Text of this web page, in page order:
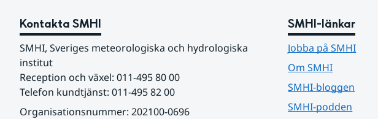
Kontakta SMHI
SMHI, Sveriges meteorologiska och hydrologiska
institut
Reception och växel: 011-495 80 00
Telefon kundtjänst: 011-495 82 00
Organisationsnummer: 202100-0696
SMHI-länkar
Jobba på SMHI
Om SMHI
SMHI-bloggen
SMHI-podden